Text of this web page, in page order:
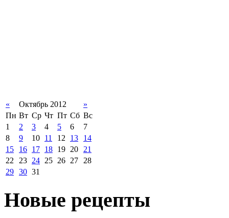
« Октябрь 2012
»
Пн Вт Ср Чт Пт Сб Вс
1
2 3 4 5 6
7
8
9 10 11 12 13
14
15
16 17 18 19 20 21
22 23 24 25 26 27 28
29 30 31
Новые рецепты